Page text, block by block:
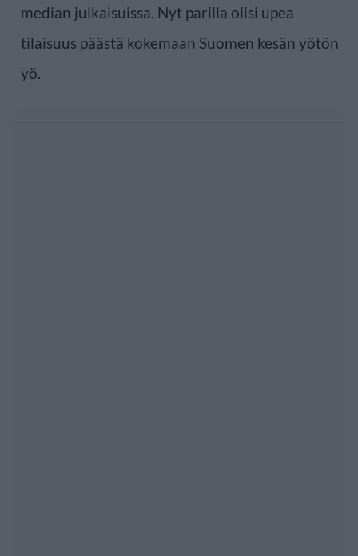
median julkaisuissa. Nyt parilla olisi upea
tilaisuus päästä kokemaan Suomen kesän yötön
yö.